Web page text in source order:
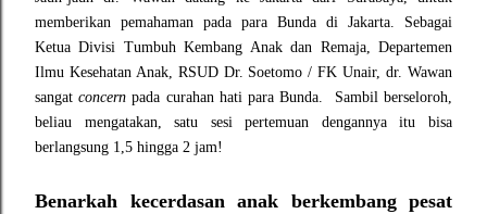
memberikan pemahaman pada para Bunda di Jakarta. Sebagai
Ketua Divisi Tumbuh Kembang Anak dan Remaja, Departemen
Ilmu Kesehatan Anak, RSUD Dr. Soetomo / FK Unair, dr. Wawan
sangatconcern pada curahan hati para Bunda. Sambil berseloroh,
beliau mengatakan, satu sesi pertemuan dengannya itu bisa
berlangsung 1,5 hingga 2 jam!
Benarkah kecerdasan anak berkembang pesat